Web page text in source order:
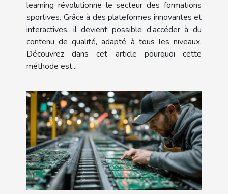
learning révolutionne le secteur des formations
sportives. Grâce à des plateformes innovantes et
interactives, il devient possible d’accéder à du
contenu de qualité, adapté à tous les niveaux.
Découvrez dans cet article pourquoi cette
méthode est...